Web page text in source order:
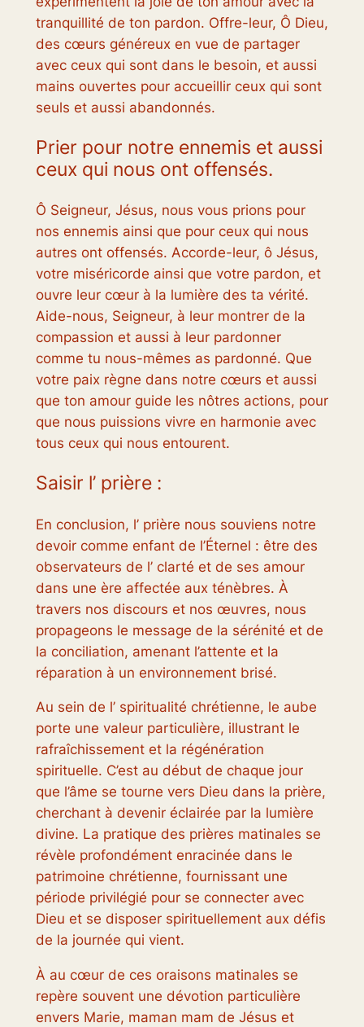
tranquillité de ton pardon. Offre-leur, Ô Dieu,
des cœurs généreux en vue de partager
avec ceux qui sont dans le besoin, et aussi
mains ouvertes pour accueillir ceux qui sont
seuls et aussi abandonnés.
Prier pour notre ennemis et aussi
ceux qui nous ont offensés.
Ô Seigneur, Jésus, nous vous prions pour
nos ennemis ainsi que pour ceux qui nous
autres ont offensés. Accorde-leur, ô Jésus,
votre miséricorde ainsi que votre pardon, et
ouvre leur cœur à la lumière des ta vérité.
Aide-nous, Seigneur, à leur montrer de la
compassion et aussi à leur pardonner
comme tu nous-mêmes as pardonné. Que
votre paix règne dans notre cœurs et aussi
que ton amour guide les nôtres actions, pour
que nous puissions vivre en harmonie avec
tous ceux qui nous entourent.
Saisir l’ prière :
En conclusion, l’ prière nous souviens notre
devoir comme enfant de l’Éternel : être des
observateurs de l’ clarté et de ses amour
dans une ère affectée aux ténèbres. À
travers nos discours et nos œuvres, nous
propageons le message de la sérénité et de
la conciliation, amenant l’attente et la
réparation à un environnement brisé.
Au sein de l’ spiritualité chrétienne, le aube
porte une valeur particulière, illustrant le
rafraîchissement et la régénération
spirituelle. C’est au début de chaque jour
que l’âme se tourne vers Dieu dans la prière,
cherchant à devenir éclairée par la lumière
divine. La pratique des prières matinales se
révèle profondément enracinée dans le
patrimoine chrétienne, fournissant une
période privilégié pour se connecter avec
Dieu et se disposer spirituellement aux défis
de la journée qui vient.
À au cœur de ces oraisons matinales se
repère souvent une dévotion particulière
envers Marie, maman mam de Jésus et